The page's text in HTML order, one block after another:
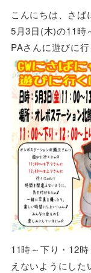
こんにちは、さ
5月3日(木)の11時
PAさんに遊びに
11時～下り・12
えないようにした